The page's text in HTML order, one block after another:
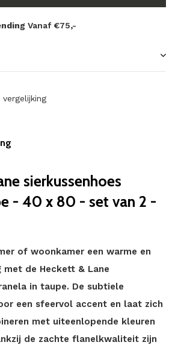
Vanaf €75,-
vergelijking
sierkussenhoes
- 40 x 80 - set van 2 -
of woonkamer een warme en
de Heckett & Lane
in taupe. De subtiele
een sfeervol accent en laat zich
met uiteenlopende kleuren
de zachte flanelkwaliteit zijn